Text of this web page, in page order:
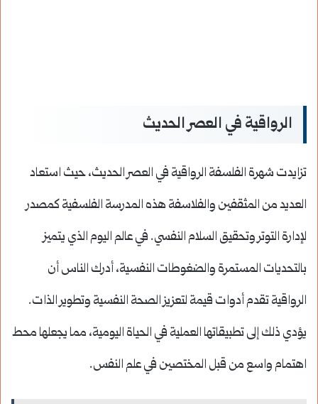
الرواقية في العصر الحديث
تزايدت شهرة الفلسفة الرواقية في العصر الحديث، حيث استعاد
العديد من المثقفين والفلاسفة هذه المدرسة الفلسفية كمصدر
لإدارة التوتر وتحقيق السلام النفسي. في عالم اليوم الذي يتميز
بالتحديات المستمرة والضغوطات النفسية، أدرك الناس أن
الرواقية تقدم أدوات قيمة لتعزيز الصحة النفسية وتطوير الذات.
يؤدي ذلك إلى تطبيقاتها العملية في الحياة اليومية، مما يجعلها محط
اهتمام واسع من قبل المختصين في علم النفس.